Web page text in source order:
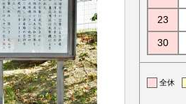
23
30
全休